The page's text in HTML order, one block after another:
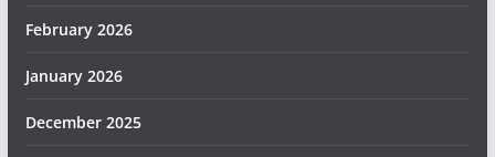
February 2026
January 2026
December 2025